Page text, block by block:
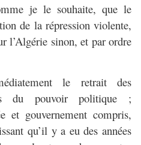
je le souhaite, que le
de la répression violente,
l’Algérie sinon, et par ordre
le retrait des
du pouvoir politique ;
et gouvernement compris,
qu’il y a eu des années